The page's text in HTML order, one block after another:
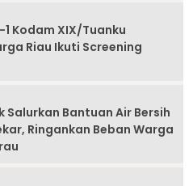
1 Kodam XIX/Tuanku
Riau Ikuti Screening
Salurkan Bantuan Air Bersih
Ringankan Beban Warga